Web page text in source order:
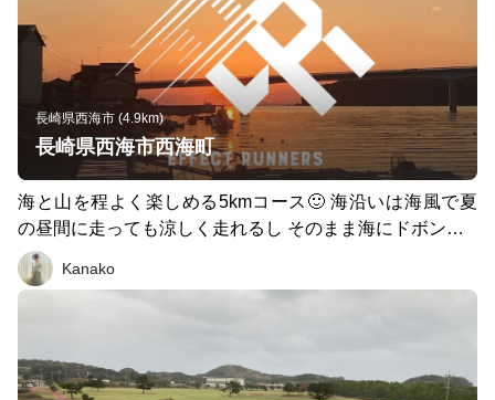
長崎県西海市 (4.9km)
長崎県西海市西海町
海と山を程よく楽しめる5kmコース🙂 海沿いは海風で夏
の昼間に走っても涼しく走れるし そのまま海にドボンもO
K👌 信号は田舎なので全くありません＂休まず進めです＂
夕方から夜は街灯が少ない為お勧めしません＂猪注意＂
Kanako